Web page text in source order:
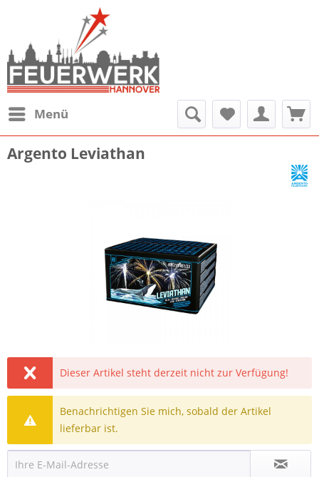
Menü
Argento Leviathan
Dieser Artikel steht derzeit nicht zur Verfügung!
Benachrichtigen Sie mich, sobald der Artikel
lieferbar ist.